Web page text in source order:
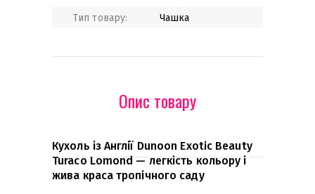
Тип товару:
Чашка
Опис товару
​Кухоль із Англії Dunoon Exotic Beauty
Turaco Lomond — легкість кольору і
жива краса тропічного саду